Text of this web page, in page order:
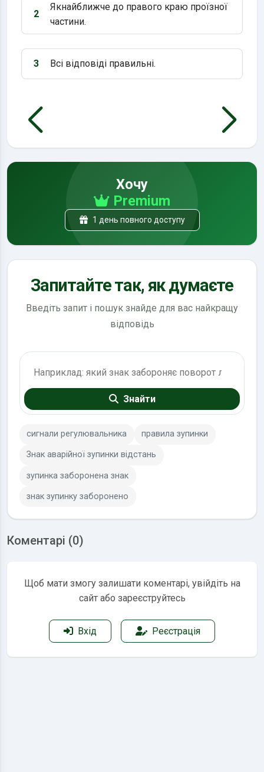
Варіант 2:
2
Якнайближче до правого краю проїзної
частини.
Варіант 3:
3 Всі відповіді правильні.
Хочу
Premium
1 день повного доступу
Запитайте так, як думаєте
Введіть запит і пошук знайде для вас найкращу
відповідь
Знайти
сигнали регулювальника правила зупинки
Знак аварійної зупинки відстань
зупинка заборонена знак
знак зупинку заборонено
Коментарі (0)
Щоб мати змогу залишати коментарі, увійдіть на
сайт або зареєструйтесь
Вхід Реєстрація